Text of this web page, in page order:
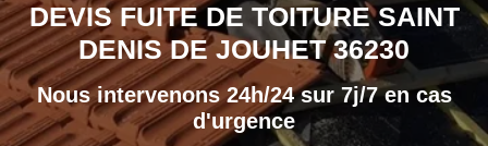
DEVIS FUITE DE TOITURE SAINT
DENIS DE JOUHET 36230
Nous intervenons 24h/24 sur 7j/7 en cas
d'urgence